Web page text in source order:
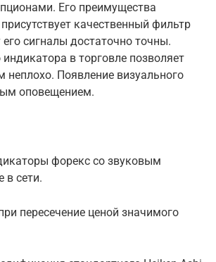
Его преимущества
качественный фильтр
сигналы достаточно точны.
в торговле позволяет
неплохо. Появление визуального
оповещением.
форекс со звуковым
в сети.
пересечение ценой значимого